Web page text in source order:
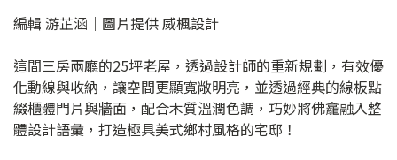
編輯 游芷涵｜圖片提供 威楓設計
這間三房兩廳的25坪老屋，透過設計師的重新規劃，有效優
化動線與收納，讓空間更顯寬敞明亮，並透過經典的線板點
綴櫃體門片與牆面，配合木質溫潤色調，巧妙將佛龕融入整
體設計語彙，打造極具美式鄉村風格的宅邸！